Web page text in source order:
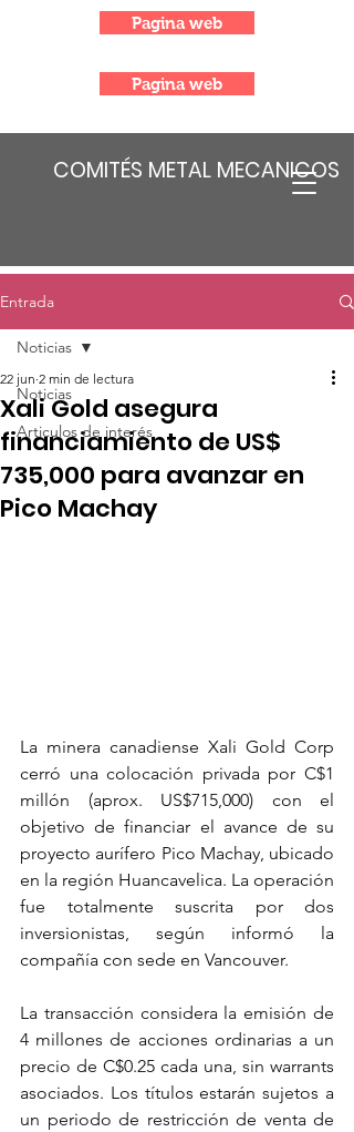
COMITÉS METAL MECANICOS
Pagina web
Pagina web
Entrada
Noticias
Articulos de interés
Noticias
Xali Gold asegura
financiamiento de US$
735,000 para avanzar en
Pico Machay
22 jun 2 min de lectura
La minera canadiense Xali Gold Corp
cerró una colocación privada por C$1
millón (aprox. US$715,000) con el
objetivo de financiar el avance de su
proyecto aurífero Pico Machay, ubicado
en la región Huancavelica. La operación
fue totalmente suscrita por dos
inversionistas, según informó la
compañía con sede en Vancouver.
La transacción considera la emisión de
4 millones de acciones ordinarias a un
precio de C$0.25 cada una, sin warrants
asociados. Los títulos estarán sujetos a
un periodo de restricción de venta de